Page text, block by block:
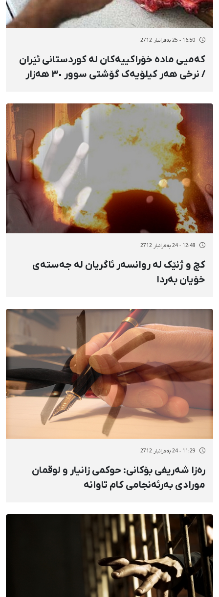
16:50 - 25 بەفرانبار 2712
کەمیی مادە خۆراکییەکان لە کوردستانی ئێران
/ نرخی هەر کیلۆیەک گۆشتی سوور ٣٠ هەزار
12:48 - 24 بەفرانبار 2712
کچ و ژنێک لە روانسەر ئاگریان لە جەستەی
خۆیان بەردا
11:29 - 24 بەفرانبار 2712
رەزا شەریفی بۆکانی: حوکمی زانیار و لوقمان
مورادی بەرئەنجامی کام تاوانە